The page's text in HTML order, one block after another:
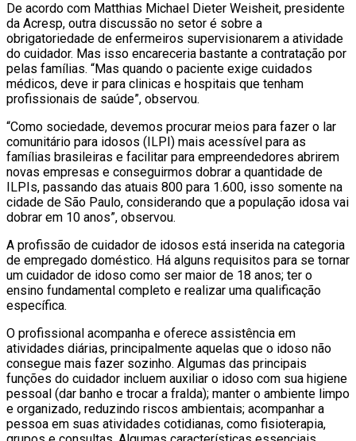
De acordo com Matthias Michael Dieter Weisheit, presidente
da Acresp, outra discussão no setor é sobre a
obrigatoriedade de enfermeiros supervisionarem a atividade
do cuidador. Mas isso encareceria bastante a contratação por
pelas famílias. “Mas quando o paciente exige cuidados
médicos, deve ir para clinicas e hospitais que tenham
profissionais de saúde”, observou.
“Como sociedade, devemos procurar meios para fazer o lar
comunitário para idosos (ILPI) mais acessível para as
famílias brasileiras e facilitar para empreendedores abrirem
novas empresas e conseguirmos dobrar a quantidade de
ILPIs, passando das atuais 800 para 1.600, isso somente na
cidade de São Paulo, considerando que a população idosa vai
dobrar em 10 anos”, observou.
A profissão de cuidador de idosos está inserida na categoria
de empregado doméstico. Há alguns requisitos para se tornar
um cuidador de idoso como ser maior de 18 anos; ter o
ensino fundamental completo e realizar uma qualificação
específica.
O profissional acompanha e oferece assistência em
atividades diárias, principalmente aquelas que o idoso não
consegue mais fazer sozinho. Algumas das principais
funções do cuidador incluem auxiliar o idoso com sua higiene
pessoal (dar banho e trocar a fralda); manter o ambiente limpo
e organizado, reduzindo riscos ambientais; acompanhar a
pessoa em suas atividades cotidianas, como fisioterapia,